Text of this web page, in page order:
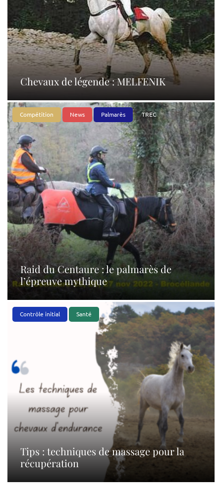
Chevaux de légende : MELFENIK
Compétition News Palmarès TREC
Raid du Centaure : le palmarès de
l’épreuve mythique
Contrôle initial Santé
Tips : techniques de massage pour la
récupération